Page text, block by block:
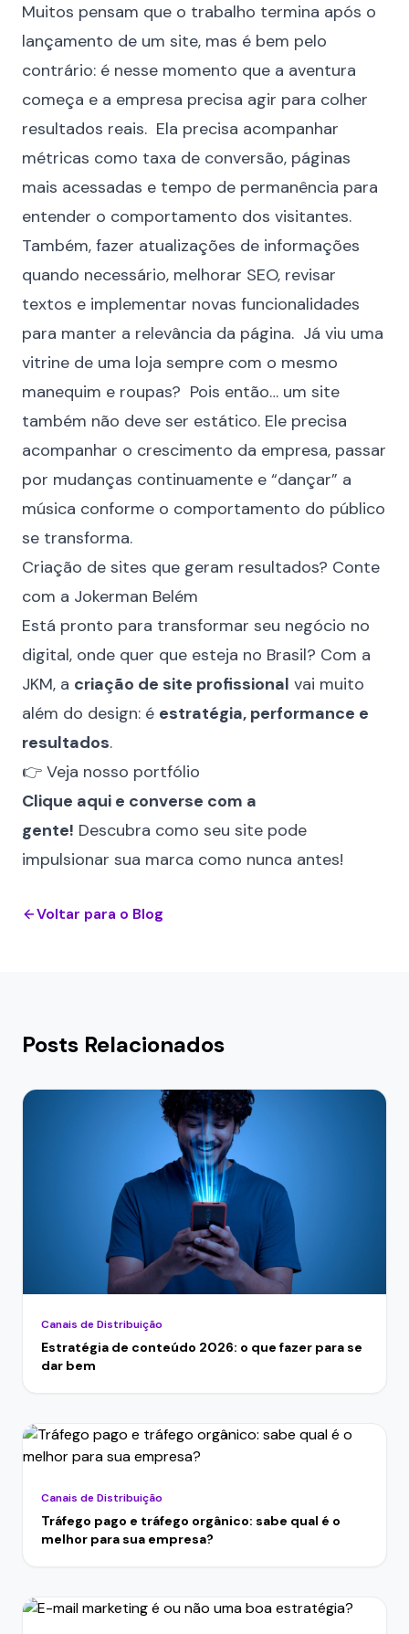
Muitos pensam que o trabalho termina após o
lançamento de um site, mas é bem pelo
contrário: é nesse momento que a aventura
começa e a empresa precisa agir para colher
resultados reais. Ela precisa acompanhar
métricas como taxa de conversão, páginas
mais acessadas e tempo de permanência para
entender o comportamento dos visitantes.
Também, fazer atualizações de informações
quando necessário, melhorar SEO, revisar
textos e implementar novas funcionalidades
para manter a relevância da página. Já viu uma
vitrine de uma loja sempre com o mesmo
manequim e roupas? Pois então… um site
também não deve ser estático. Ele precisa
acompanhar o crescimento da empresa, passar
por mudanças continuamente e “dançar” a
música conforme o comportamento do público
se transforma.
Criação de sites que geram resultados? Conte
com a Jokerman Belém
Está pronto para transformar seu negócio no
digital, onde quer que esteja no Brasil? Com a
JKM, a criação de site profissional vai muito
além do design: é estratégia, performance e
resultados.
👉 Veja nosso portfólio
Clique aqui e converse com a
gente! Descubra como seu site pode
impulsionar sua marca como nunca antes!
Voltar para o Blog
Posts Relacionados
Canais de Distribuição
Estratégia de conteúdo 2026: o que fazer para se
dar bem
Canais de Distribuição
Tráfego pago e tráfego orgânico: sabe qual é o
melhor para sua empresa?